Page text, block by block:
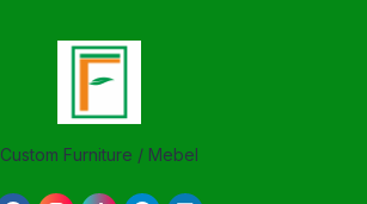
Custom Furniture / Mebel